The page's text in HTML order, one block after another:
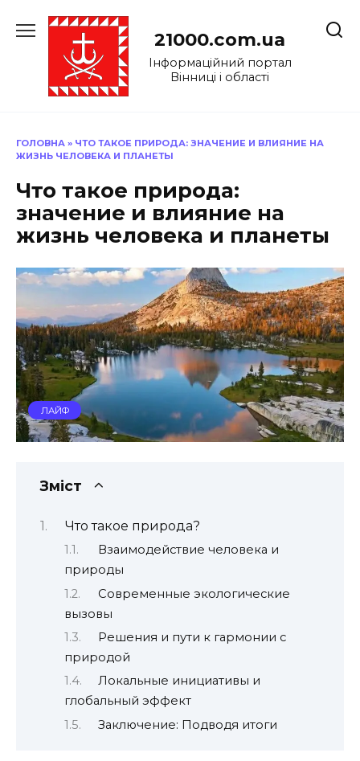
до
21000.com.ua
Інформаційний портал
Вінниці і області
ГОЛОВНА » ЧТО ТАКОЕ ПРИРОДА: ЗНАЧЕНИЕ И ВЛИЯНИЕ НА
ЖИЗНЬ ЧЕЛОВЕКА И ПЛАНЕТЫ
Что такое природа:
значение и влияние на
жизнь человека и планеты
ЛАЙФ
Зміст
Что такое природа?
Взаимодействие человека и
природы
Современные экологические
вызовы
Решения и пути к гармонии с
природой
Локальные инициативы и
глобальный эффект
Заключение: Подводя итоги